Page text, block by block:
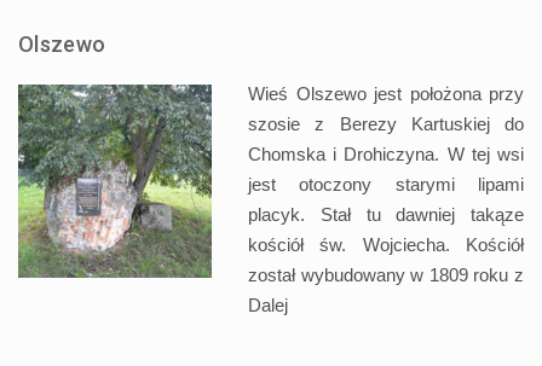
Olszewo
Wieś Olszewo jest położona przy
szosie z Berezy Kartuskiej do
Chomska i Drohiczyna. W tej wsi
jest otoczony starymi lipami
placyk. Stał tu dawniej takąze
kościół św. Wojciecha. Kościół
został wybudowany w 1809 roku z
Dalej